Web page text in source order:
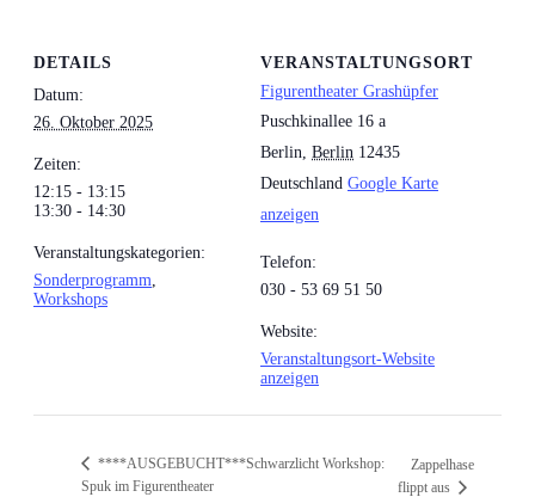
DETAILS
Datum:
26. Oktober 2025
Zeiten:
12:15 - 13:15
13:30 - 14:30
Veranstaltungskategorien:
Sonderprogramm,
Workshops
VERANSTALTUNGSORT
Figurentheater Grashüpfer
Puschkinallee 16 a
Berlin, Berlin 12435
Deutschland Google Karte
anzeigen
Telefon:
030 - 53 69 51 50
Website:
Veranstaltungsort-Website
anzeigen
****AUSGEBUCHT***Schwarzlicht Workshop:
Spuk im Figurentheater
Zappelhase
flippt aus